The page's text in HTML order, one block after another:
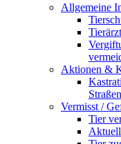
Allgemeine
Aktionen &
Vermisst /
Tier